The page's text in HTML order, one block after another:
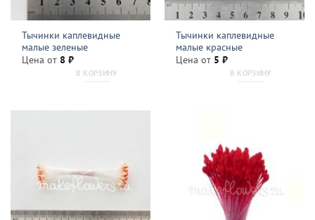
Тычинки каплевидные
малые зеленые
Цена от 8₽
В КОРЗИНУ
Тычинки каплевидные
малые красные
Цена от 5₽
В КОРЗИНУ